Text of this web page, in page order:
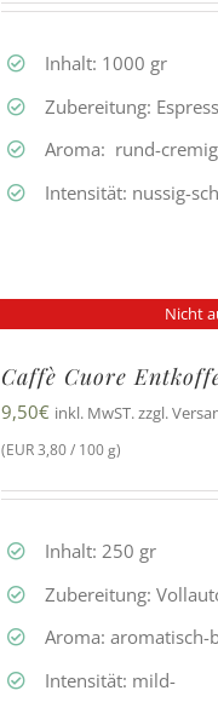
Inhalt: 1000 gr
Zubereitung:
Aroma: rund-cremig
Intensität: nussig-
Nicht
Caffè Cuore
9,50€ inkl. MwST. zzgl.
(EUR 3,80 / 100 g)
Inhalt: 250 gr
Zubereitung:
Aroma:
Intensität: mild-